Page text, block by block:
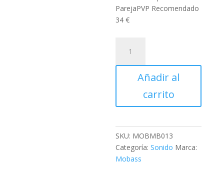
ParejaPVP Recomendado
34 €
Coaxiales
de
Añadir al
carrito
SKU: MOBMB013
Categoría:Sonido Marca:
Mobass